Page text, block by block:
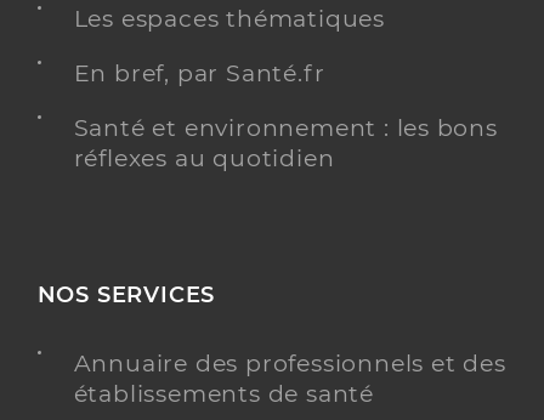
Les espaces thématiques
En bref, par Santé.fr
Santé et environnement : les bons
réflexes au quotidien
NOS SERVICES
Annuaire des professionnels et des
établissements de santé